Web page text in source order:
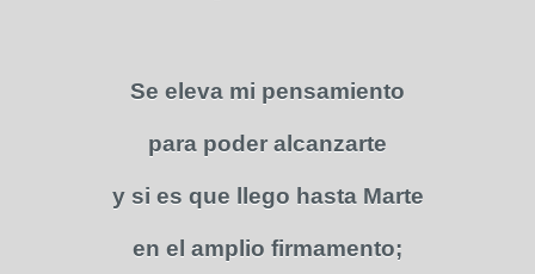
Se eleva mi pensamiento
para poder alcanzarte
y si es que llego hasta Marte
en el amplio firmamento;